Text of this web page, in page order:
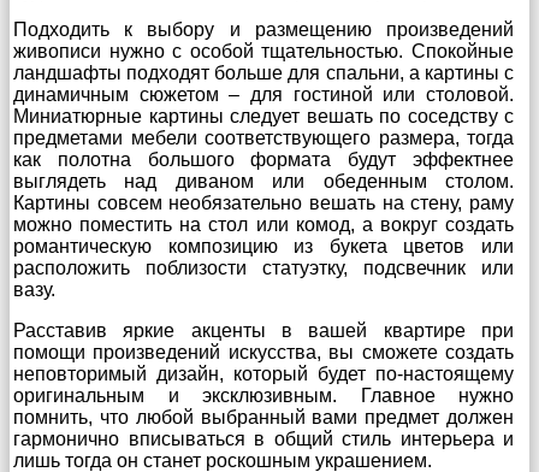
Подходить к выбору и размещению произведений
живописи нужно с особой тщательностью. Спокойные
ландшафты подходят больше для спальни, а картины с
динамичным сюжетом – для гостиной или столовой.
Миниатюрные картины следует вешать по соседству с
предметами мебели соответствующего размера, тогда
как полотна большого формата будут эффектнее
выглядеть над диваном или обеденным столом.
Картины совсем необязательно вешать на стену, раму
можно поместить на стол или комод, а вокруг создать
романтическую композицию из букета цветов или
расположить поблизости статуэтку, подсвечник или
вазу.
Расставив яркие акценты в вашей квартире при
помощи произведений искусства, вы сможете создать
неповторимый дизайн, который будет по-настоящему
оригинальным и эксклюзивным. Главное нужно
помнить, что любой выбранный вами предмет должен
гармонично вписываться в общий стиль интерьера и
лишь тогда он станет роскошным украшением.